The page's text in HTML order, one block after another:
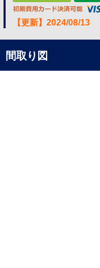
【更新】2024/08/13
間取り図